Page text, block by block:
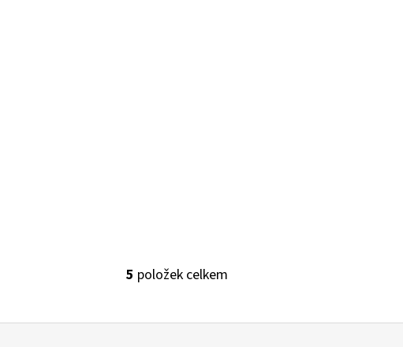
O
5 položek celkem